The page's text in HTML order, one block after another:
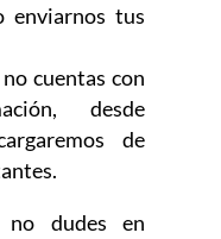
en nueva ventana
enviarnos tus
cuentas con
desde
de
no dudes en